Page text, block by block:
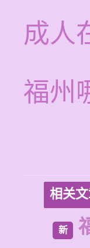
成人
福州
相关
新